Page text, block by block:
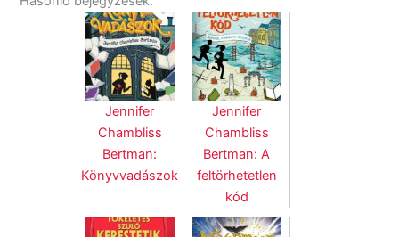
Jennifer
Chambliss
Bertman:
Könyvvadászok
Jennifer
Chambliss
Bertman: A
feltörhetetlen
kód